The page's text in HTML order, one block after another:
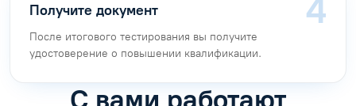
Получите документ
После итогового тестирования вы получите
удостоверение о повышении квалификации.